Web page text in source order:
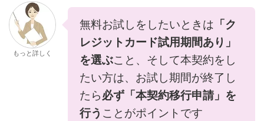
もっと詳しく
無料お試しをしたいときは 「ク
レジットカード試用期間あり」
を選ぶこと、そして本契約をし
たい方は、お試し期間が終了し
たら必ず「本契約移行申請」を
行う ことがポイントです